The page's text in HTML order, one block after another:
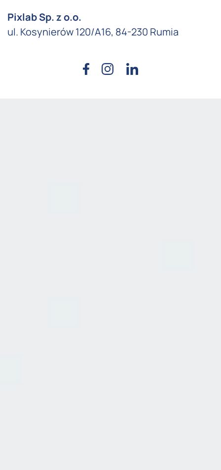
Pixlab Sp. z o.o.
ul. Kosynierów 120/A16, 84-230 Rumia